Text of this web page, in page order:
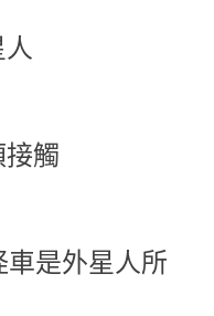
觸
是外星人所